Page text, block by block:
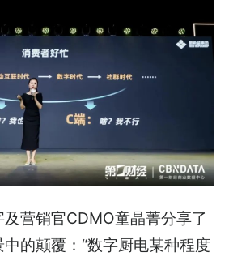
营销官CDMO童晶菁分享了
的颠覆：“数字厨电某种程度